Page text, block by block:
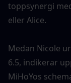
toppsynergi
eller Alice.
Medan Nicole
6.5, indikerar
MiHoYos